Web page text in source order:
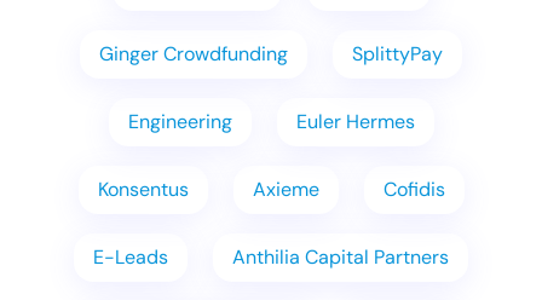
Ginger Crowdfunding SplittyPay
Engineering Euler Hermes
Konsentus Axieme Cofidis
E-Leads Anthilia Capital Partners